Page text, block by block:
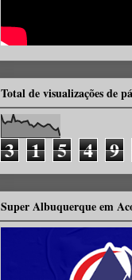
Total de visualizações de
3 1 5 4 9
Super Albuquerque em